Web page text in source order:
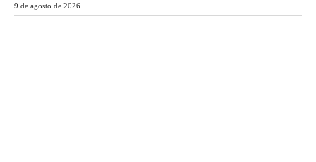
9 de agosto de 2026